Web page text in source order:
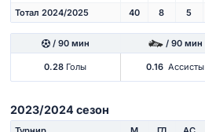
Тотал 2024/2025 40 8 5
/ 90 мин / 90 мин
0.28 Голы 0.16 Ассисты
2023/2024 сезон